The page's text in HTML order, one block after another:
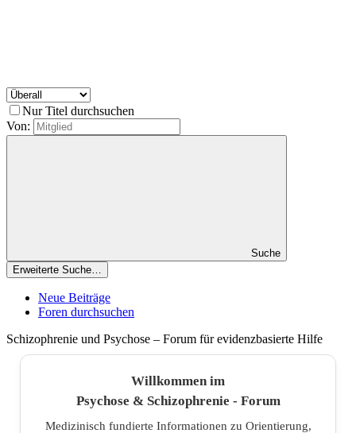
Nur Titel durchsuchen
Von:
Suche
Erweiterte Suche…
Neue Beiträge
Foren durchsuchen
Schizophrenie und Psychose – Forum für evidenzbasierte Hilfe
Willkommen im
Psychose & Schizophrenie - Forum
Medizinisch fundierte Informationen zu Orientierung,